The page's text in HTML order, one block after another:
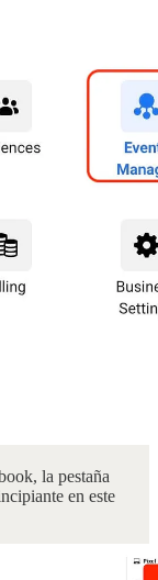
la pestaña
en este